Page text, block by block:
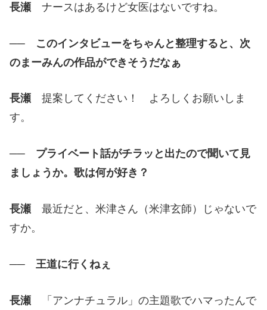
長瀬 ナースはあるけど女医はないですね。
── このインタビューをちゃんと整理すると、次
のまーみんの作品ができそうだなぁ
長瀬 提案してください！ よろしくお願いしま
す。
── プライベート話がチラッと出たので聞いて見
ましょうか。歌は何が好き？
長瀬 最近だと、米津さん（米津玄師）じゃないで
すか。
── 王道に行くねぇ
長瀬 「アンナチュラル」の主題歌でハマったんで